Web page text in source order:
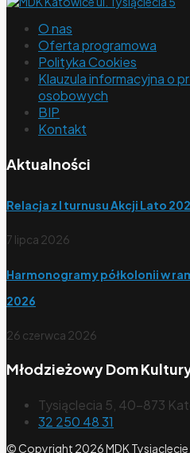
O nas
Oferta programowa
Polityka Cookies
Klauzula informacyjna o
osobowych
BIP
Kontakt
Aktualności
Relacja z I turnusu Akcji Lato
7 lipca 2026
Harmonogramy półkolonii w
2026
26 czerwca 2026
Młodzieżowy Dom
Tysiąclecia 5, 40-873
32 250 48 31
© Copyright 2026 MDK